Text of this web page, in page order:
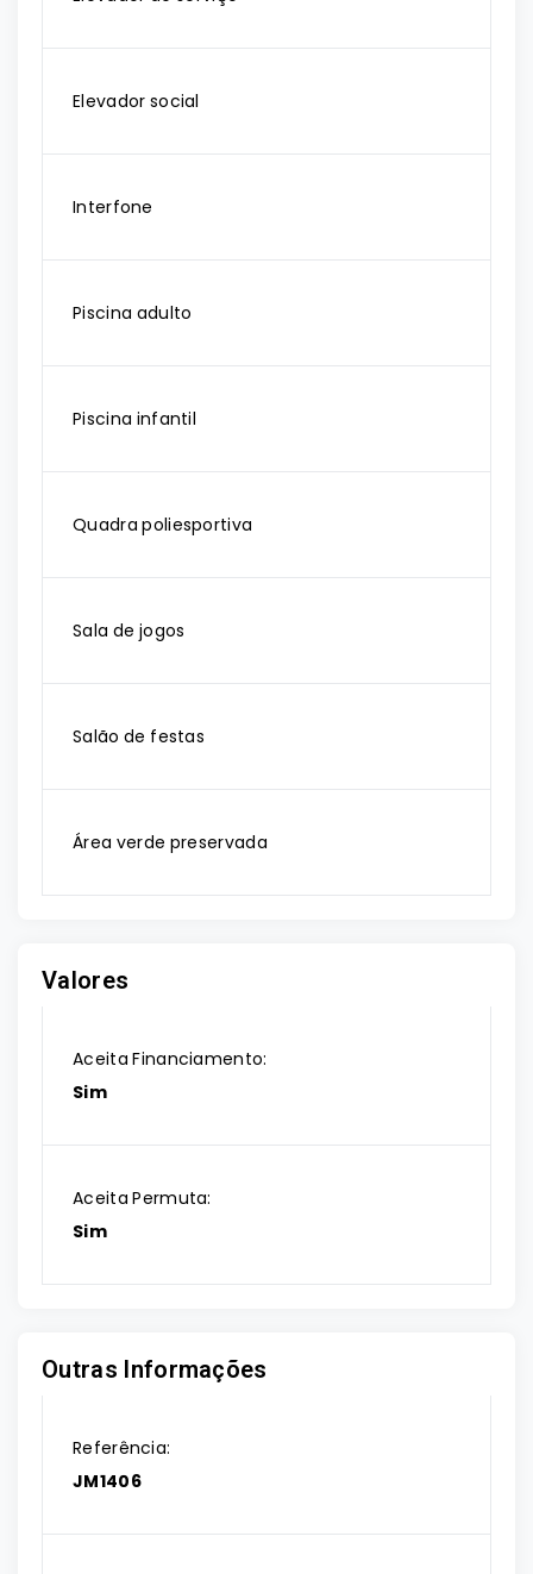
Elevador social
Interfone
Piscina adulto
Piscina infantil
Quadra poliesportiva
Sala de jogos
Salão de festas
Área verde preservada
Valores
Aceita Financiamento:
Sim
Aceita Permuta:
Sim
Outras Informações
Referência:
JM1406